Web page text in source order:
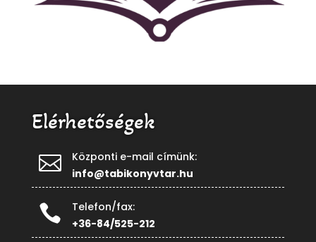
Elérhetőségek

Központi e-mail címünk:
info@tabikonyvtar.hu

Telefon/fax:
+36-84/525-212